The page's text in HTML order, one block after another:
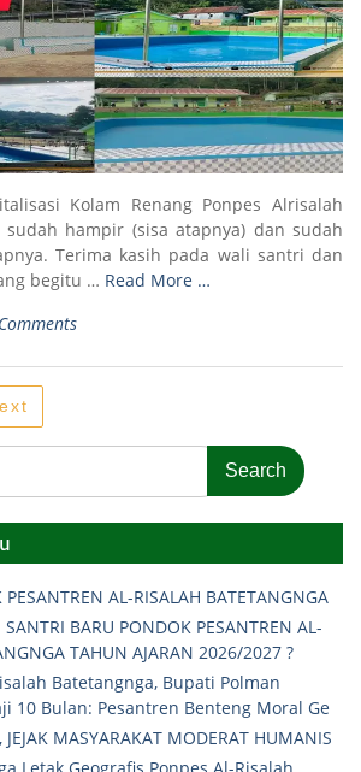
Kolam Renang Ponpes Alrisalah
sudah hampir (sisa atapnya) dan sudah
Terima kasih pada wali santri dan
begitu … Read More …
PESANTREN AL-RISALAH BATETANGNGA
SANTRI BARU PONDOK PESANTREN AL-
TAHUN AJARAN 2026/2027 ?
Batetangnga, Bupati Polman
10 Bulan: Pesantren Benteng Moral Ge
MASYARAKAT MODERAT HUMANIS